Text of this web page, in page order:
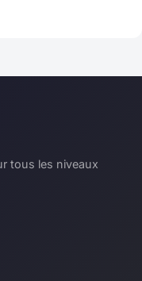
tous les niveaux